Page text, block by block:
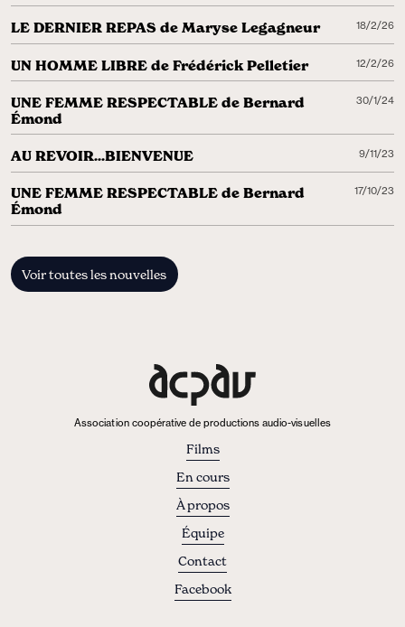
LE DERNIER REPAS de Maryse Legagneur 18/2/26
UN HOMME LIBRE de Frédérick Pelletier 12/2/26
UNE FEMME RESPECTABLE de Bernard
Émond
30/1/24
AU REVOIR...BIENVENUE 9/11/23
UNE FEMME RESPECTABLE de Bernard
Émond
17/10/23
Voir toutes les nouvelles
Association coopérative de productions audio-visuelles
Films
En cours
À propos
Équipe
Contact
Facebook